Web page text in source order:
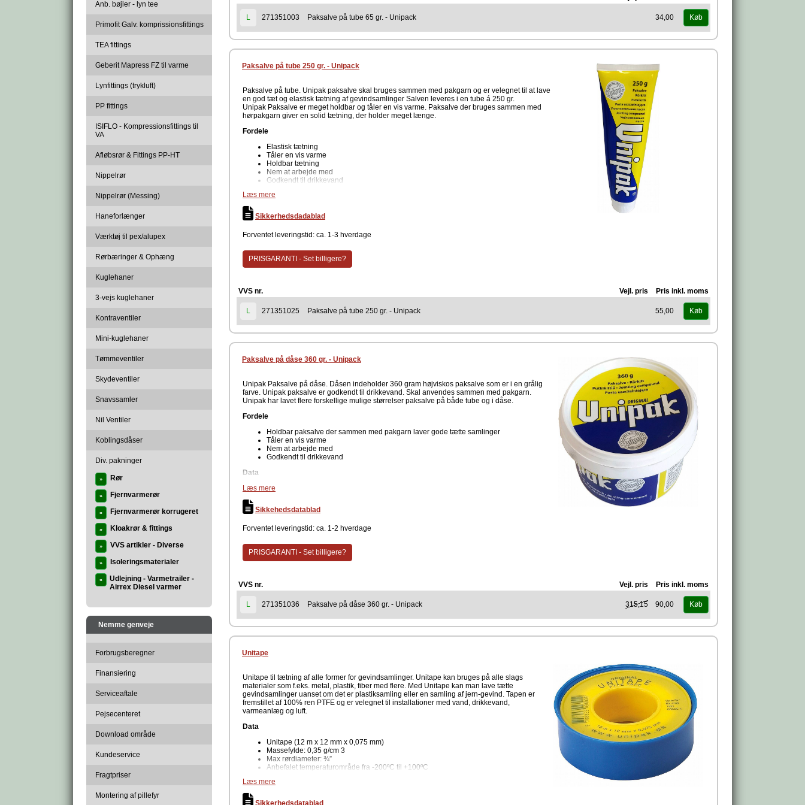
Anb. bøjler - lyn tee
Primofit Galv. komprissionsfittings
TEA fittings
Geberit Mapress FZ til varme
Lynfittings (trykluft)
PP fittings
ISIFLO - Kompressionsfittings til
VA
Afløbsrør & Fittings PP-HT
Nippelrør
Nippelrør (Messing)
Haneforlænger
Værktøj til pex/alupex
Rørbæringer & Ophæng
Kuglehaner
3-vejs kuglehaner
Kontraventiler
Mini-kuglehaner
Tømmeventiler
Skydeventiler
Snavssamler
Nil Ventiler
Koblingsdåser
Div. pakninger
» Rør
» Fjernvarmerør
» Fjernvarmerør korrugeret
» Kloakrør & fittings
» VVS artikler - Diverse
» Isoleringsmaterialer
»
Udlejning - Varmetrailer -
Airrex Diesel varmer
Nemme genveje
Forbrugsberegner
Finansiering
Serviceaftale
Pejsecenteret
Download område
Kundeservice
Fragtpriser
Montering af pillefyr
Unipak
L 271351003 Paksalve på tube 65 gr. - Unipack 34,00 Køb
Paksalve på tube 250 gr. - Unipack
Paksalve på tube. Unipak paksalve skal bruges sammen med pakgarn og er velegnet til at lave
en god tæt og elastisk tætning af gevindsamlinger Salven leveres i en tube á 250 gr.
Unipak Paksalve er meget holdbar og tåler en vis varme. Paksalve der bruges sammen med
hørpakgarn giver en solid tætning, der holder meget længe.
Fordele
Elastisk tætning
Tåler en vis varme
Holdbar tætning
Nem at arbejde med
Godkendt til drikkevand
Data
Paksalve på tube
Indhold: 250 gram
Producent
Unipak
Læs mere
Sikkerhedsdadablad
Forventet leveringstid: ca. 1-3 hverdage
PRISGARANTI - Set billigere?
VVS nr. Vejl. pris Pris inkl. moms
L 271351025 Paksalve på tube 250 gr. - Unipack 55,00 Køb
Paksalve på dåse 360 gr. - Unipack
Unipak Paksalve på dåse. Dåsen indeholder 360 gram højviskos paksalve som er i en grålig
farve. Unipak paksalve er godkendt til drikkevand. Skal anvendes sammen med pakgarn.
Unipak har lavet flere forskellige mulige størrelser paksalve på både tube og i dåse.
Fordele
Holdbar paksalve der sammen med pakgarn laver gode tætte samlinger
Tåler en vis varme
Nem at arbejde med
Godkendt til drikkevand
Data
Paksalve på dåse
Farve
Grå
Inden man begynder at tætne rørgevind, bør man rense og rengøre gevindet. Hørpakgarnet
påvikles i gevindretningen. (Skal vikles i et ensartet og tæt lag) Tag herefter vis mængde
paksalve og påfør salven ovenpå pakgarnet i samme retning. Herefter kan sammeskrueningen
bliver nødvendigt også nemt kan adskille samlingen igen. Paksalven og pakgarnet laver
Producent
Unipak
Læs mere
Sikkehedsdatablad
Forventet leveringstid: ca. 1-2 hverdage
PRISGARANTI - Set billigere?
VVS nr. Vejl. pris Pris inkl. moms
L 271351036 Paksalve på dåse 360 gr. - Unipack 315,15 90,00 Køb
Unitape
Unitape til tætning af alle former for gevindsamlinger. Unitape kan bruges på alle slags
materialer som f.eks. metal, plastik, fiber med flere. Med Unitape kan man lave tætte
gevindsamlinger uanset om det er plastiksamling eller en samling af jern-gevind. Tapen er
fremstillet af 100% ren PTFE og er velegnet til installationer med vand, drikkevand,
varmeanlæg og luft.
Data
Unitape (12 m x 12 mm x 0,075 mm)
Massefylde: 0,35 g/cm 3
Max rørdiameter: ¾”
Anbefalet temperaturområde fra -200ºC til +100ºC
Fordele
Læs mere
Sikkerhedsdatablad